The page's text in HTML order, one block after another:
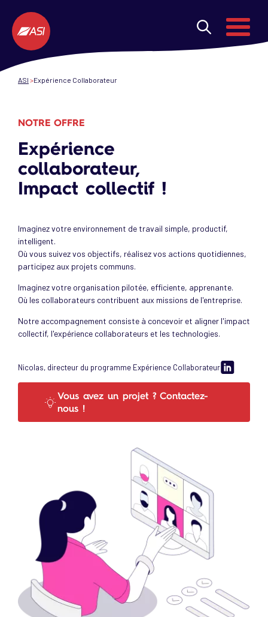
Menu
ASI Expérience Collaborateur
NOTRE OFFRE
Expérience
collaborateur,
Impact collectif !
Imaginez votre environnement de travail simple, productif,
intelligent.
Où vous suivez vos objectifs, réalisez vos actions quotidiennes,
participez aux projets communs.
Imaginez votre organisation pilotée, efficiente, apprenante.
Où les collaborateurs contribuent aux missions de l'entreprise.
Notre accompagnement consiste à concevoir et aligner l'impact
collectif, l'expérience collaborateurs et les technologies.
Nicolas, directeur du programme Expérience Collaborateur
Vous avez un projet ? Contactez-
nous !